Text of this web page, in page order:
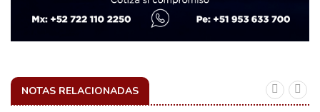
NOTAS RELACIONADAS